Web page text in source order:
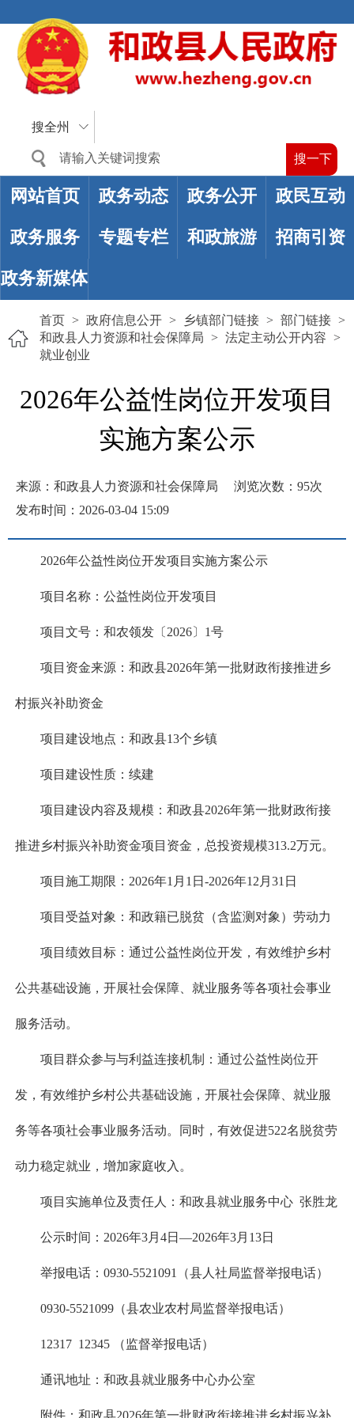
搜全州
网站首页 政务动态 政务公开 政民互动
政务服务 专题专栏 和政旅游 招商引资
政务新媒体
首页 > 政府信息公开 > 乡镇部门链接 > 部门链接 >
和政县人力资源和社会保障局 > 法定主动公开内容 >
就业创业
2026年公益性岗位开发项目
实施方案公示
来源：和政县人力资源和社会保障局 浏览次数： 95次
发布时间：2026-03-04 15:09
2026年公益性岗位开发项目实施方案公示
项目名称：公益性岗位开发项目
项目文号：和农领发〔2026〕1号
项目资金来源：和政县2026年第一批财政衔接推进乡
村振兴补助资金
项目建设地点：和政县13个乡镇
项目建设性质：续建
项目建设内容及规模：和政县2026年第一批财政衔接
推进乡村振兴补助资金项目资金，总投资规模313.2万元。
项目施工期限：2026年1月1日-2026年12月31日
项目受益对象：和政籍已脱贫（含监测对象）劳动力
项目绩效目标：通过公益性岗位开发，有效维护乡村
公共基础设施，开展社会保障、就业服务等各项社会事业
服务活动。
项目群众参与与利益连接机制：通过公益性岗位开
发，有效维护乡村公共基础设施，开展社会保障、就业服
务等各项社会事业服务活动。同时，有效促进522名脱贫劳
动力稳定就业，增加家庭收入。
项目实施单位及责任人：和政县就业服务中心 张胜龙
公示时间：2026年3月4日—2026年3月13日
举报电话：0930-5521091（县人社局监督举报电话）
0930-5521099（县农业农村局监督举报电话）
12317 12345 （监督举报电话）
通讯地址：和政县就业服务中心办公室